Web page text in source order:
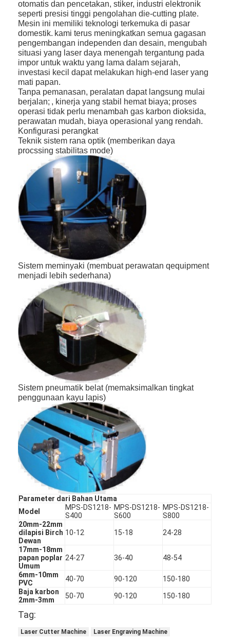
Rumah
Video
Tentang kami
Tur Pabrik
Kontrol kualitas
Hubungi kami
Berita
Laser cutting mesin
Memotong baja aturan
Die Cutting Consumables
mati peralatan pemotongan
Mesin Auto Bender
mesin laminating industri
Buku membuat mesin
Mesin Kemasan otomatis
Otomatis Mesin Percetakan
Posting Tekan Peralatan
otomatis dan pencetakan, stiker, industri elektronik
seperti presisi tinggi pengolahan die-cutting plate.
Mesin ini memiliki teknologi terkemuka di pasar
domestik. kami terus meningkatkan semua gagasan
pengembangan independen dan desain, mengubah
situasi yang laser daya menengah tergantung pada
impor untuk waktu yang lama dalam sejarah,
investasi kecil dapat melakukan high-end laser yang
mati papan.
Tanpa pemanasan, peralatan dapat langsung mulai
berjalan; , kinerja yang stabil hemat biaya; proses
operasi tidak perlu menambah gas karbon dioksida,
perawatan mudah, biaya operasional yang rendah.
Konfigurasi perangkat
Teknik sistem rana optik (memberikan daya
procssing stabilitas mode)
Sistem meminyaki (membuat perawatan qequipment
menjadi lebih sederhana)
Sistem pneumatik belat (memaksimalkan tingkat
penggunaan kayu lapis)
Parameter dari Bahan Utama
Model
MPS-DS1218-
S400
MPS-DS1218-
S600
MPS-DS1218-
S800
20mm-22mm
dilapisi Birch
Dewan
10-12 15-18 24-28
17mm-18mm
papan poplar
Umum
24-27 36-40 48-54
6mm-10mm
PVC
40-70 90-120
150-180
Baja karbon
2mm-3mm
50-70 90-120 150-180
Tag:
Laser Cutter Machine
Laser Engraving Machine